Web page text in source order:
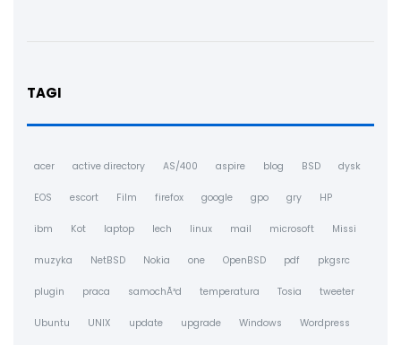
TAGI
acer active directory AS/400 aspire blog BSD dysk
EOS escort Film firefox google gpo gry HP
ibm Kot laptop lech linux mail microsoft Missi
muzyka NetBSD Nokia one OpenBSD pdf pkgsrc
plugin praca samochÃ³d temperatura Tosia tweeter
Ubuntu UNIX update upgrade Windows Wordpress